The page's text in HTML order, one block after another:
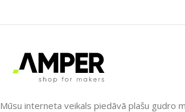
Z-Wave
PIEEJAMS UZREIZ
Mūsu interneta veikals piedāvā plašu gudro